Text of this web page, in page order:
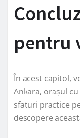
pentru
În acest capitol,
Ankara, orașul
sfaturi practice
descopere